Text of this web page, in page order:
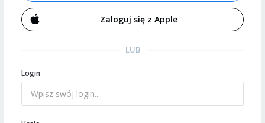
Zaloguj się z Apple
LUB
Login